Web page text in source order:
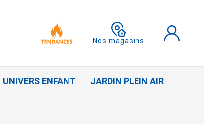
Nos magasins
UNIVERS ENFANT JARDIN PLEIN AIR